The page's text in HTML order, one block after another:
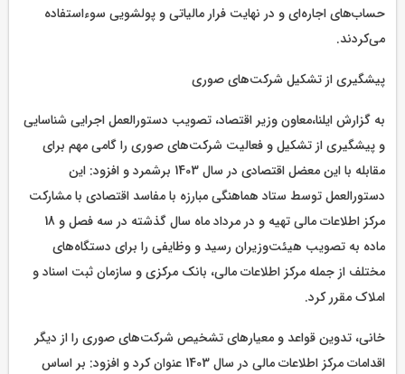
حساب‌های اجاره‌ای و در نهایت فرار مالیاتی و پولشویی سوءاستفاده
می‌کردند.
پیشگیری از تشکیل شرکت‌های صوری
به گزارش ایلنا،معاون وزیر اقتصاد، تصویب دستورالعمل اجرایی شناسایی
و پیشگیری از تشکیل و فعالیت شرکت‌های صوری را گامی مهم برای
مقابله با این معضل اقتصادی در سال 1403 برشمرد و افزود: این
دستورالعمل توسط ستاد هماهنگی مبارزه با مفاسد اقتصادی با مشارکت
مرکز اطلاعات مالی تهیه و در مرداد ماه سال گذشته در سه فصل و 18
ماده به تصویب هیئت‌وزیران رسید و وظایفی را برای دستگاه‌های
مختلف از جمله مرکز اطلاعات مالی، بانک مرکزی و سازمان ثبت اسناد و
املاک مقرر کرد.
خانی، تدوین قواعد و معیارهای تشخیص شرکت‌های صوری را از دیگر
اقدامات مرکز اطلاعات مالی در سال 1403 عنوان کرد و افزود: بر اساس